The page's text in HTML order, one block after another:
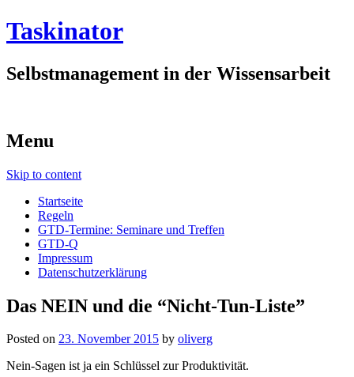
Taskinator
Selbstmanagement in der Wissensarbeit
Menu
Skip to content
Startseite
Regeln
GTD-Termine: Seminare und Treffen
GTD-Q
Impressum
Datenschutzerklärung
Das NEIN und die “Nicht-Tun-Liste”
Posted on 23. November 2015 by oliverg
Nein-Sagen ist ja ein Schlüssel zur Produktivität.